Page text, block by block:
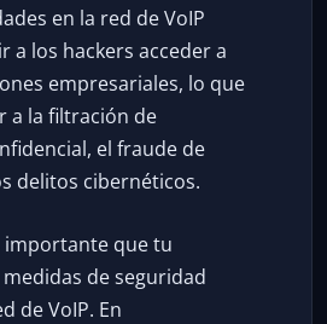
en la red de VoIP
a los hackers acceder a
empresariales, lo que
a la filtración de
el fraude de
delitos cibernéticos.
importante que tu
de seguridad
de VoIP. En